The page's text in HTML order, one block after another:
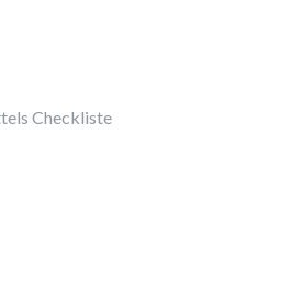
Checkliste